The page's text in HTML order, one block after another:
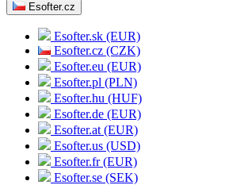
Esofter.cz
Esofter.sk (EUR)
Esofter.cz (CZK)
Esofter.eu (EUR)
Esofter.pl (PLN)
Esofter.hu (HUF)
Esofter.de (EUR)
Esofter.at (EUR)
Esofter.us (USD)
Esofter.fr (EUR)
Esofter.se (SEK)